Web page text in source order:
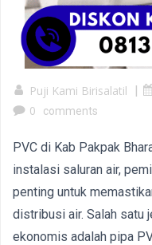
Puji Kami Birisalatil |
0
comments
PVC di Kab Pakpak
instalasi saluran air,
penting untuk
distribusi air. Salah satu
ekonomis adalah pipa